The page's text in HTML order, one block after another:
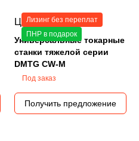
Лизинг без переплат
ПНР в подарок
Цена по запросу
Универсальные токарные
станки тяжелой серии
DMTG CW-M
Под заказ
Получить предложение